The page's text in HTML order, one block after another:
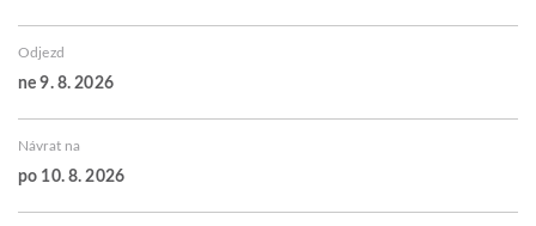
Odjezd
ne 9. 8. 2026
Návrat na
po 10. 8. 2026